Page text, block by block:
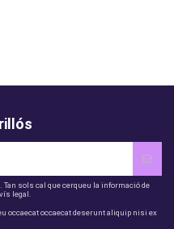
Tan sols cal que cerqueu la informació de
legal.
occaecat occaecat deserunt aliquip nisi ex